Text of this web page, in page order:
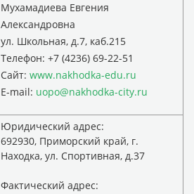
Мухамадиева Евгения
Александровна
ул. Школьная, д.7, каб.215
Телефон: +7 (4236) 69-22-51
Сайт: www.nakhodka-edu.ru
E-mail: uopo@nakhodka-city.ru
Юридический адрес:
692930, Приморский край, г.
Находка, ул. Спортивная, д.37
Фактический адрес: